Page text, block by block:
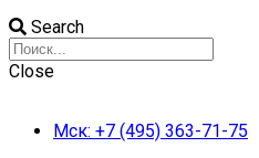
Search
Close
Мск: +7 (495) 363-71-75